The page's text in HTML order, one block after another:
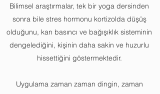
Bilimsel araştırmalar, tek bir yoga dersinden
sonra bile stres hormonu kortizolda düşüş
olduğunu, kan basıncı ve bağışıklık sisteminin
dengelediğini, kişinin daha sakin ve huzurlu
hissettiğini göstermektedir.
Uygulama zaman zaman dingin, zaman